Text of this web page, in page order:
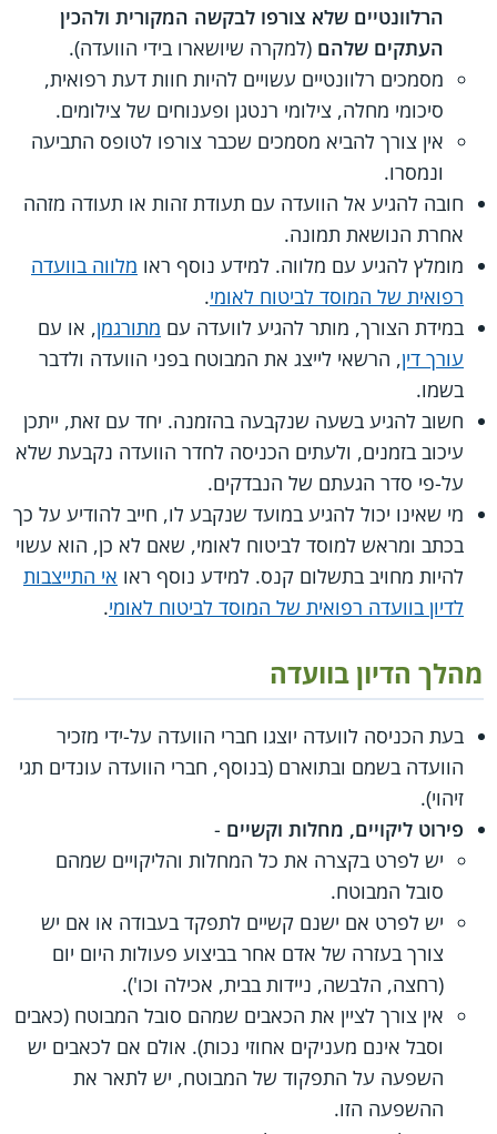
הרלוונטיים שלא צורפו לבקשה המקורית ולהכין
העתקים שלהם (למקרה שיושארו בידי הוועדה).
מסמכים רלוונטיים עשויים להיות חוות דעת רפואית,
סיכומי מחלה, צילומי רנטגן ופענוחים של צילומים.
אין צורך להביא מסמכים שכבר צורפו לטופס התביעה
ונמסרו.
חובה להגיע אל הוועדה עם תעודת זהות או תעודה מזהה
אחרת הנושאת תמונה.
מומלץ להגיע עם מלווה. למידע נוסף ראו מלווה בוועדה
רפואית של המוסד לביטוח לאומי.
במידת הצורך, מותר להגיע לוועדה עם מתורגמן, או עם
עורך דין, הרשאי לייצג את המבוטח בפני הוועדה ולדבר
בשמו.
חשוב להגיע בשעה שנקבעה בהזמנה. יחד עם זאת, ייתכן
עיכוב בזמנים, ולעתים הכניסה לחדר הוועדה נקבעת שלא
על-פי סדר הגעתם של הנבדקים.
מי שאינו יכול להגיע במועד שנקבע לו, חייב להודיע על כך
בכתב ומראש למוסד לביטוח לאומי, שאם לא כן, הוא עשוי
להיות מחויב בתשלום קנס. למידע נוסף ראו אי התייצבות
לדיון בוועדה רפואית של המוסד לביטוח לאומי.
מהלך הדיון בוועדה
בעת הכניסה לוועדה יוצגו חברי הוועדה על-ידי מזכיר
הוועדה בשמם ובתוארם (בנוסף, חברי הוועדה עונדים תגי
זיהוי).
פירוט ליקויים, מחלות וקשיים -
יש לפרט בקצרה את כל המחלות והליקויים שמהם
סובל המבוטח.
יש לפרט אם ישנם קשיים לתפקד בעבודה או אם יש
צורך בעזרה של אדם אחר בביצוע פעולות היום יום
(רחצה, הלבשה, ניידות בבית, אכילה וכו').
אין צורך לציין את הכאבים שמהם סובל המבוטח (כאבים
וסבל אינם מעניקים אחוזי נכות). אולם אם לכאבים יש
השפעה על התפקוד של המבוטח, יש לתאר את
ההשפעה הזו.